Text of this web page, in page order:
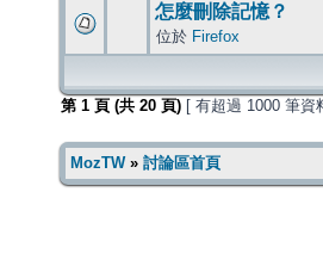
怎麼刪除記憶？
位於 Firefox
第 1 頁 (共 20 頁) [ 有超過 1000 筆資
MozTW» 討論區首頁